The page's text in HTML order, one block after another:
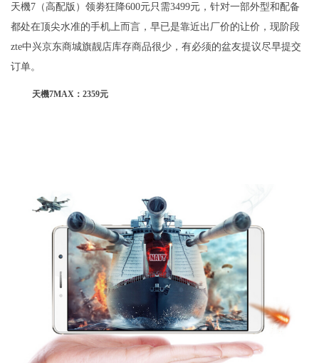
天機7（高配版）领劵狂降600元只需3499元，针对一部外型和配备
都处在顶尖水准的手机上而言，早已是靠近出厂价的让价，现阶段
zte中兴京东商城旗靓店库存商品很少，有必须的盆友提议尽早提交
订单。
天機7MAX：2359元